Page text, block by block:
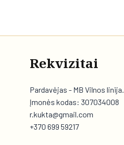
Rekvizitai
Pardavėjas - MB Vilnos linija.
Įmonės kodas: 307034008
r.kukta@gmail.com
+370 699 59217